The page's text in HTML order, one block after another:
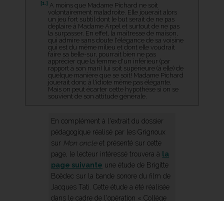
[1.] A moins que Madame Pichard ne soit
volontairement maladroite. Elle jouerait alors
un jeu fort subtil dont le but serait de ne pas
déplaire à Madame Arpel et surtout de ne pas
la surpasser. En effet, la maîtresse de maison,
qui admire sans doute l'élégance de sa voisine
qui est du même milieu et dont elle voudrait
faire sa belle-sur, pourrait bien ne pas
apprécier que la femme d'un inférieur (par
rapport à son mari) lui soit supérieure (à elle) de
quelque manière que se soit! Madame Pichard
jouerait donc à l'idiote même pas élégante.
Mais on peut écarter cette hypothèse si on se
souvient de son attitude générale.
En complément à l'extrait du dossier
pédagogique réalisé par les Grignoux
sur Mon oncleet présenté sur cette
page, le lecteur intéressé trouvera à la
page suivante une étude de Brigitte
Boëdec sur la bande sonore du film de
Jacques Tati. Cette étude a été réalisée
dans le cadre de l'opération « Collège